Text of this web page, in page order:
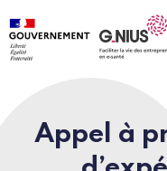
Panneau de gestion
Aller au contenu
Aller à la
Appel à